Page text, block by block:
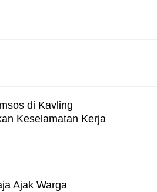
di Kavling
Keselamatan Kerja
Ajak Warga